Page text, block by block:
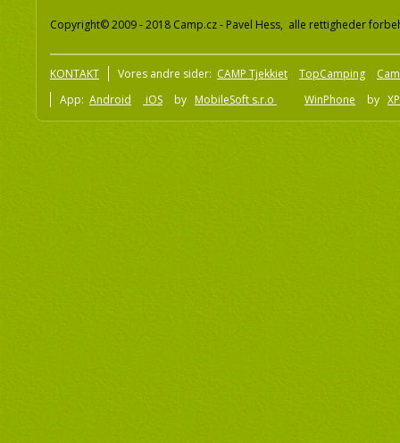
Copyright© 2009 - 2018 Camp.cz - Pavel Hess, alle rettigheder
KONTAKT Vores andre sider: CAMP Tjekkiet TopCamping
App: Android iOS by MobileSoft s.r.o WinPhone by